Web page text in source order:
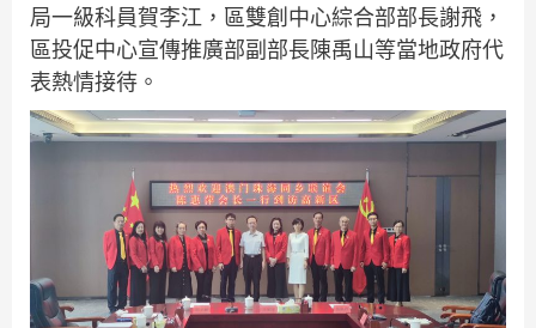
局一級科員賀李江，區雙創中心綜合部部長謝飛，
區投促中心宣傳推廣部副部長陳禹山等當地政府代
表熱情接待。